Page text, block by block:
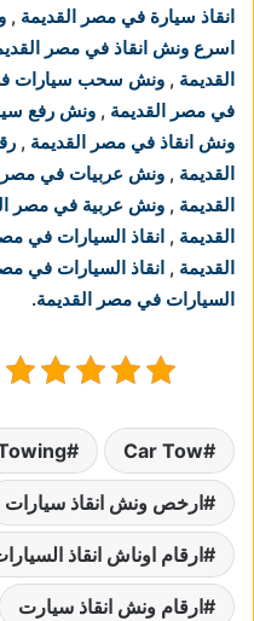
انقاذ سيارة في مصر القديمة ,
اسرع ونش انقاذ في مصر
القديمة , ونش سحب سيارات
في مصر القديمة , ونش رفع
ونش انقاذ في مصر القديمة ,
القديمة , ونش عربيات في مصر
القديمة , ونش عربية في مصر
القديمة , انقاذ السيارات في
القديمة , انقاذ السيارات في
السيارات في مصر القديمة.
Car Tow
ارخص ونش انقاذ سيارات
ارقام اوناش انقاذ
ارقام ونش انقاذ سيارت